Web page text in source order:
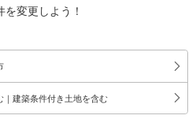
を変更しよう！
｜建築条件付き土地を含む